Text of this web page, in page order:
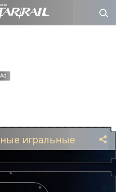
игральные